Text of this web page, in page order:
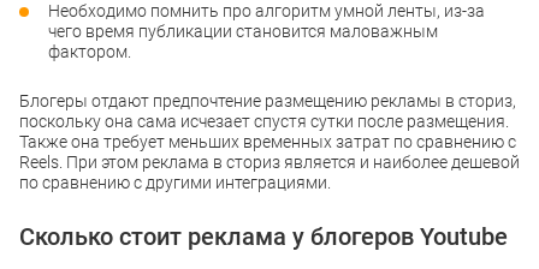
Необходимо помнить про алгоритм умной ленты, из-за
чего время публикации становится маловажным
фактором.
Блогеры отдают предпочтение размещению рекламы в сториз,
поскольку она сама исчезает спустя сутки после размещения.
Также она требует меньших временных затрат по сравнению с
Reels. При этом реклама в сториз является и наиболее дешевой
по сравнению с другими интеграциями.
Сколько стоит реклама у блогеров Youtube